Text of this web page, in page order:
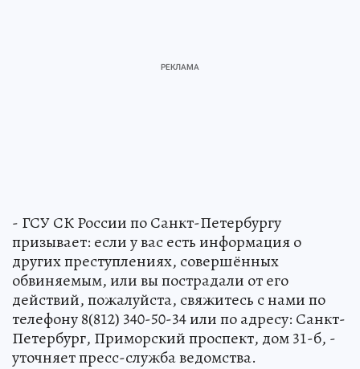
- ГСУ СК России по Санкт-Петербургу
призывает: если у вас есть информация о
других преступлениях, совершённых
обвиняемым, или вы пострадали от его
действий, пожалуйста, свяжитесь с нами по
телефону 8(812) 340-50-34 или по адресу: Санкт-
Петербург, Приморский проспект, дом 31-б, -
уточняет пресс-служба ведомства.